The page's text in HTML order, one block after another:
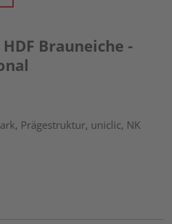
Brauneiche -
Prägestruktur, uniclic, NK